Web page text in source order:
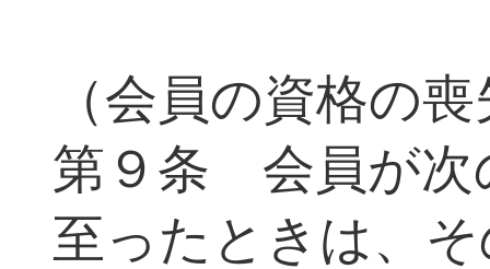
（会員の資格の
第９条 会員が次
至ったときは、